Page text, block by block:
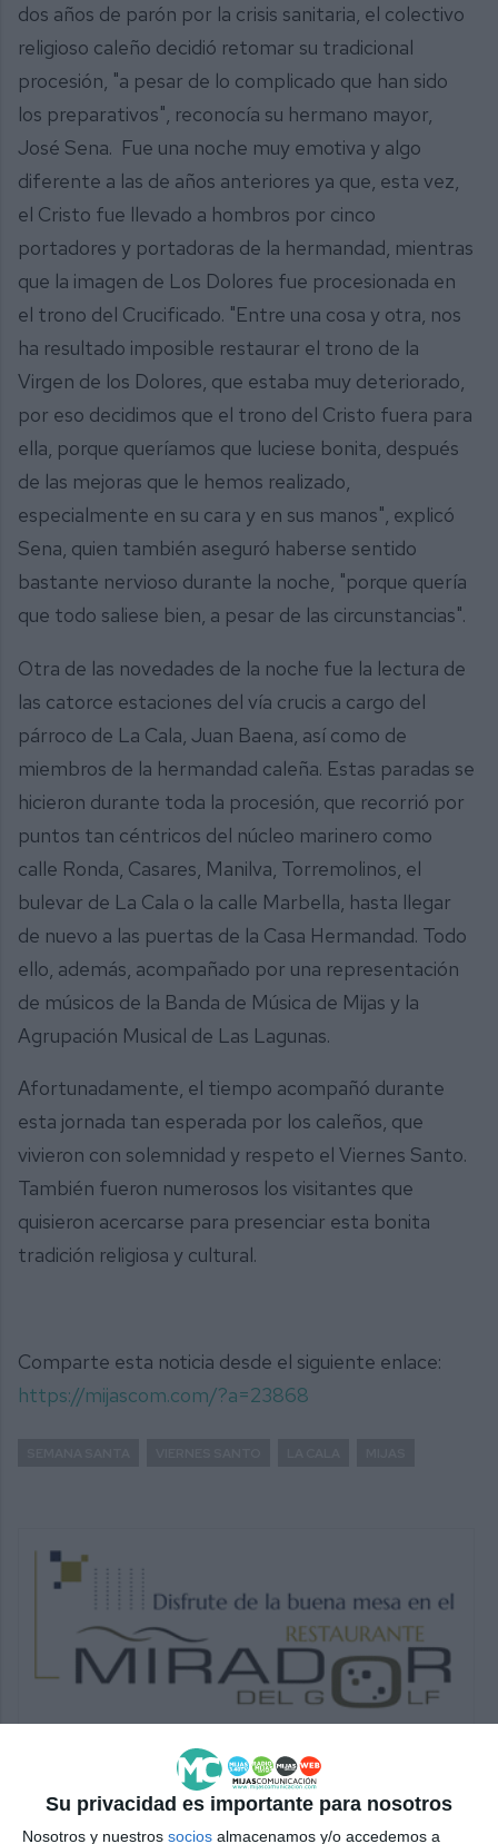
Su privacidad es importante para nosotros
Nosotros y nuestros socios almacenamos y/o accedemos a
dos años de parón por la crisis sanitaria, el colectivo
religioso caleño decidió retomar su tradicional
procesión, "a pesar de lo complicado que han sido
los preparativos", reconocía su hermano mayor,
José Sena. Fue una noche muy emotiva y algo
diferente a las de años anteriores ya que, esta vez,
el Cristo fue llevado a hombros por cinco
portadores y portadoras de la hermandad, mientras
que la imagen de Los Dolores fue procesionada en
el trono del Crucificado. "Entre una cosa y otra, nos
ha resultado imposible restaurar el trono de la
Virgen de los Dolores, que estaba muy deteriorado,
por eso decidimos que el trono del Cristo fuera para
ella, porque queríamos que luciese bonita, después
de las mejoras que le hemos realizado,
especialmente en su cara y en sus manos", explicó
Sena, quien también aseguró haberse sentido
bastante nervioso durante la noche, "porque quería
que todo saliese bien, a pesar de las circunstancias".
Otra de las novedades de la noche fue la lectura de
las catorce estaciones del vía crucis a cargo del
párroco de La Cala, Juan Baena, así como de
miembros de la hermandad caleña. Estas paradas se
hicieron durante toda la procesión, que recorrió por
puntos tan céntricos del núcleo marinero como
calle Ronda, Casares, Manilva, Torremolinos, el
bulevar de La Cala o la calle Marbella, hasta llegar
de nuevo a las puertas de la Casa Hermandad. Todo
ello, además, acompañado por una representación
de músicos de la Banda de Música de Mijas y la
Agrupación Musical de Las Lagunas.
Afortunadamente, el tiempo acompañó durante
esta jornada tan esperada por los caleños, que
vivieron con solemnidad y respeto el Viernes Santo.
También fueron numerosos los visitantes que
quisieron acercarse para presenciar esta bonita
tradición religiosa y cultural.
Comparte esta noticia desde el siguiente enlace:
https://mijascom.com/?a=23868